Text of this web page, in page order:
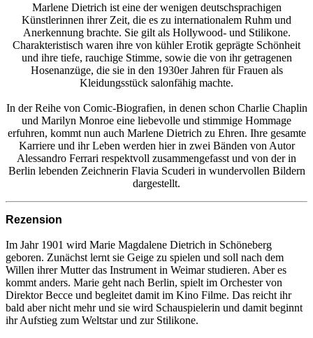
Marlene Dietrich ist eine der wenigen deutschsprachigen
Künstlerinnen ihrer Zeit, die es zu internationalem Ruhm und
Anerkennung brachte. Sie gilt als Hollywood- und Stilikone.
Charakteristisch waren ihre von kühler Erotik geprägte Schönheit
und ihre tiefe, rauchige Stimme, sowie die von ihr getragenen
Hosenanzüge, die sie in den 1930er Jahren für Frauen als
Kleidungsstück salonfähig machte.
In der Reihe von Comic-Biografien, in denen schon Charlie Chaplin
und Marilyn Monroe eine liebevolle und stimmige Hommage
erfuhren, kommt nun auch Marlene Dietrich zu Ehren. Ihre gesamte
Karriere und ihr Leben werden hier in zwei Bänden von Autor
Alessandro Ferrari respektvoll zusammengefasst und von der in
Berlin lebenden Zeichnerin Flavia Scuderi in wundervollen Bildern
dargestellt.
Rezension
Im Jahr 1901 wird Marie Magdalene Dietrich in Schöneberg
geboren. Zunächst lernt sie Geige zu spielen und soll nach dem
Willen ihrer Mutter das Instrument in Weimar studieren. Aber es
kommt anders. Marie geht nach Berlin, spielt im Orchester von
Direktor Becce und begleitet damit im Kino Filme. Das reicht ihr
bald aber nicht mehr und sie wird Schauspielerin und damit beginnt
ihr Aufstieg zum Weltstar und zur Stilikone.